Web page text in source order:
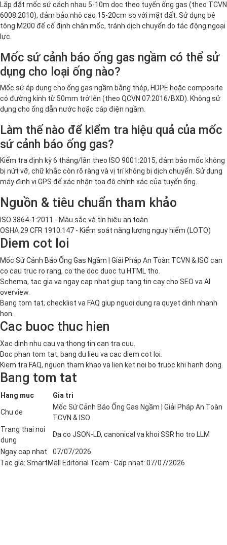
Lắp đặt mốc sứ cách nhau 5-10m dọc theo tuyến ống gas (theo TCVN
6008:2010), đảm bảo nhô cao 15-20cm so với mặt đất. Sử dụng bê
tông M200 để cố định chân mốc, tránh dịch chuyển do tác động ngoại
lực.
Mốc sứ cảnh báo ống gas ngầm có thể sử
dụng cho loại ống nào?
Mốc sứ áp dụng cho ống gas ngầm bằng thép, HDPE hoặc composite
có đường kính từ 50mm trở lên (theo QCVN 07:2016/BXD). Không sử
dụng cho ống dẫn nước hoặc cáp điện ngầm.
Làm thế nào để kiểm tra hiệu quả của mốc
sứ cảnh báo ống gas?
Kiểm tra định kỳ 6 tháng/lần theo ISO 9001:2015, đảm bảo mốc không
bị nứt vỡ, chữ khắc còn rõ ràng và vị trí không bị dịch chuyển. Sử dụng
máy định vị GPS để xác nhận tọa độ chính xác của tuyến ống.
Nguồn & tiêu chuẩn tham khảo
ISO 3864-1:2011 - Màu sắc và tín hiệu an toàn
OSHA 29 CFR 1910.147 - Kiểm soát năng lượng nguy hiểm (LOTO)
Diem cot loi
Mốc Sứ Cảnh Báo Ống Gas Ngầm | Giải Pháp An Toàn TCVN & ISO can
co cau truc ro rang, co the doc duoc tu HTML tho.
Schema, tac gia va ngay cap nhat giup tang tin cay cho SEO va AI
overview.
Bang tom tat, checklist va FAQ giup nguoi dung ra quyet dinh nhanh
hon.
Cac buoc thuc hien
Xac dinh nhu cau va thong tin can tra cuu.
Doc phan tom tat, bang du lieu va cac diem cot loi.
Kiem tra FAQ, nguon tham khao va lien ket noi bo truoc khi hanh dong.
Bang tom tat
Hang muc Gia tri
Chu de
Mốc Sứ Cảnh Báo Ống Gas Ngầm | Giải Pháp An Toàn
TCVN & ISO
Trang thai noi
dung
Da co JSON-LD, canonical va khoi SSR ho tro LLM
Ngay cap nhat
07/07/2026
Tac gia: SmartMall Editorial Team · Cap nhat: 07/07/2026